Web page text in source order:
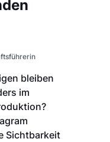
bleiben
im
Sichtbarkeit